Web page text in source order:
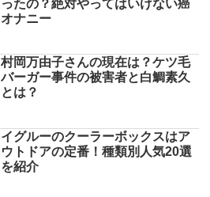
ったの？絶対やってはいけない癌
オナニー
村岡万由子さんの現在は？ケツ毛
バーガー事件の被害者と白鯛素久
とは？
イグルーのクーラーボックスはア
ウトドアの定番！種類別人気20選
を紹介